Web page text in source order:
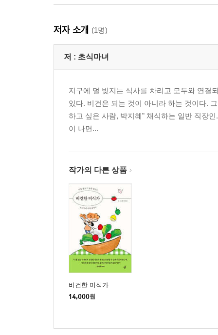
저자 소개 (1명)
저 : 초식마녀
지구에 덜 빚지는 식사를 차리고 모두와 연결
있다. 비건은 되는 것이 아니라 하는 것이다.
하고 싶은 사람, 박지혜” 채식하는 일반 직장
이 나면...
작가의 다른 상품
비건한 미식가
14,000원